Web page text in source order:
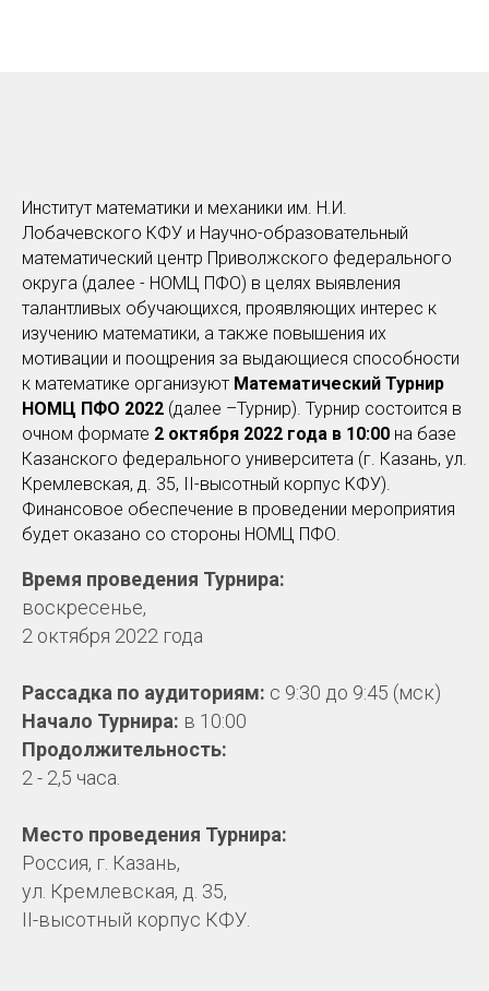
Институт математики и механики им. Н.И.
Лобачевского КФУ и Научно-образовательный
математический центр Приволжского федерального
округа (далее - НОМЦ ПФО) в целях выявления
талантливых обучающихся, проявляющих интерес к
изучению математики, а также повышения их
мотивации и поощрения за выдающиеся способности
к математике организуют Математический Турнир
НОМЦ ПФО 2022 (далее –Турнир). Турнир состоится в
очном формате 2 октября 2022 года в 10:00 на базе
Казанского федерального университета (г. Казань, ул.
Кремлевская, д. 35, II-высотный корпус КФУ).
Финансовое обеспечение в проведении мероприятия
будет оказано со стороны НОМЦ ПФО.
Время проведения Турнира:
воскресенье,
2 октября 2022 года
Рассадка по аудиториям: с 9:30 до 9:45 (мск)
Начало Турнира: в 10:00
Продолжительность:
2 - 2,5 часа.
Место проведения Турнира:
Россия, г. Казань,
ул. Кремлевская, д. 35,
II-высотный корпус КФУ.